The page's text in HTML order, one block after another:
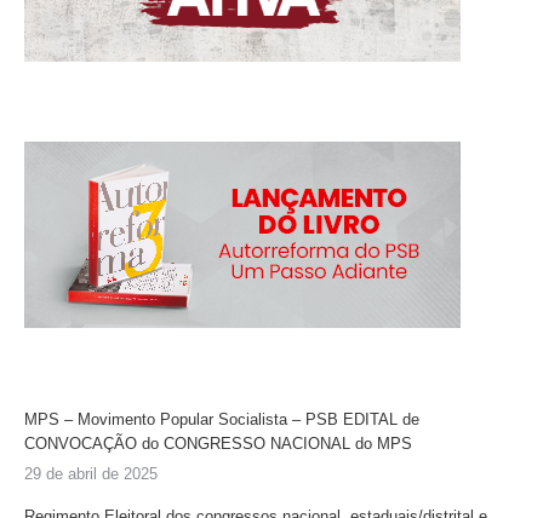
MPS – Movimento Popular Socialista – PSB EDITAL de
CONVOCAÇÃO do CONGRESSO NACIONAL do MPS
29 de abril de 2025